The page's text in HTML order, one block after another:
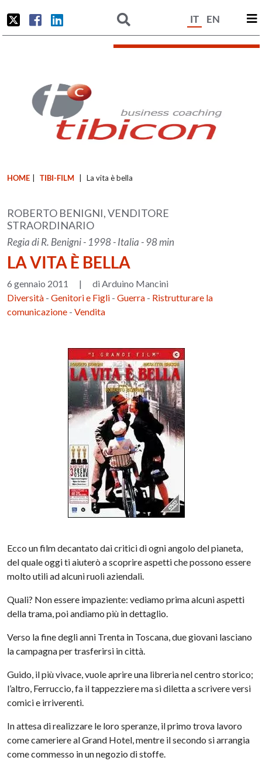
IT EN
HOME TIBI-FILM La vita è bella
ROBERTO BENIGNI, VENDITORE
STRAORDINARIO
Regia di R. Benigni - 1998 - Italia - 98 min
LA VITA È BELLA
6 gennaio 2011 |
di Arduino Mancini
Diversità -Genitori e Figli -Guerra - Ristrutturare la
comunicazione -Vendita
Ecco un film decantato dai critici di ogni angolo del pianeta,
del quale oggi ti aiuterò a scoprire aspetti che possono essere
molto utili ad alcuni ruoli aziendali.
Quali? Non essere impaziente: vediamo prima alcuni aspetti
della trama, poi andiamo più in dettaglio.
Verso la fine degli anni Trenta in Toscana, due giovani lasciano
la campagna per trasferirsi in città.
Guido, il più vivace, vuole aprire una libreria nel centro storico;
l’altro, Ferruccio, fa il tappezziere ma si diletta a scrivere versi
comici e irriverenti.
In attesa di realizzare le loro speranze, il primo trova lavoro
come cameriere al Grand Hotel, mentre il secondo si arrangia
come commesso in un negozio di stoffe.